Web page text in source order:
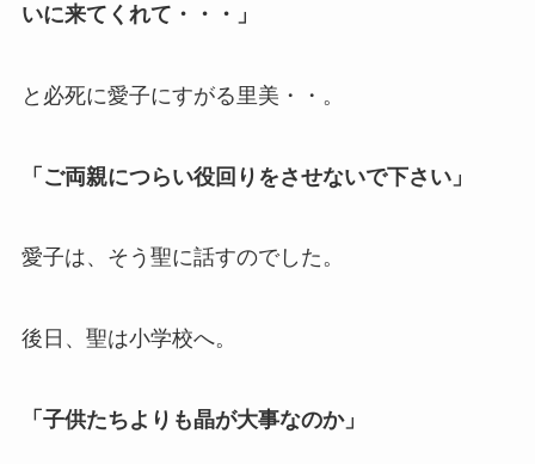
いに来てくれて・・・」
と必死に愛子にすがる里美・・。
「ご両親につらい役回りをさせないで下さい」
愛子は、そう聖に話すのでした。
後日、聖は小学校へ。
「子供たちよりも晶が大事なのか」